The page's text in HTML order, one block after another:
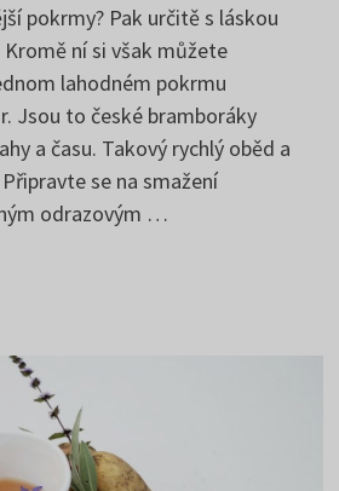
pokrmy? Pak určitě s láskou
ní si však můžete
lahodném pokrmu
Jsou to české bramboráky
a času. Takový rychlý oběd a
se na smažení
odrazovým …